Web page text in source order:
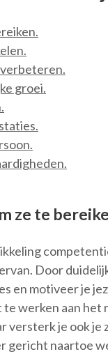
groei.
ze te
Door
en motiveer je
werken aan het
versterk je ook
gericht naartoe